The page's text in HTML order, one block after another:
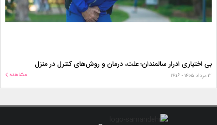
بی اختیاری ادرار سالمندان؛ علت، درمان و روش‌های کنترل در منزل
۱۲ مرداد ۱۴۰۵ - ۱۴:۱۶ مشاهده